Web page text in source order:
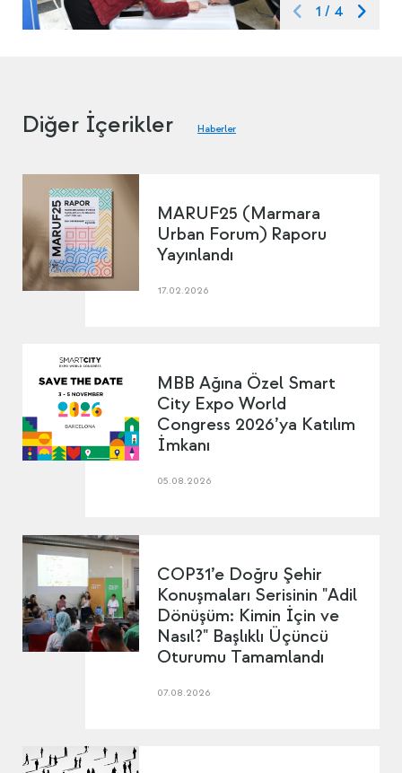
1 / 4
Diğer İçerikler Haberler
MARUF25 (Marmara
Urban Forum) Raporu
Yayınlandı
17.02.2026
MBB Ağına Özel Smart
City Expo World
Congress 2026’ya Katılım
İmkanı
05.08.2026
COP31’e Doğru Şehir
Konuşmaları Serisinin "Adil
Dönüşüm: Kimin İçin ve
Nasıl?" Başlıklı Üçüncü
Oturumu Tamamlandı
07.08.2026